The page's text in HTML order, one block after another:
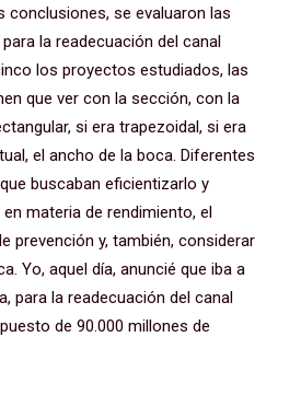
conclusiones, se evaluaron las
la readecuación del canal
los proyectos estudiados, las
que ver con la sección, con la
si era trapezoidal, si era
el ancho de la boca. Diferentes
buscaban eficientizarlo y
materia de rendimiento, el
prevención y, también, considerar
Yo, aquel día, anuncié que iba a
para la readecuación del canal
de 90.000 millones de